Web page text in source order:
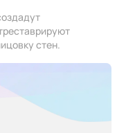
стен.